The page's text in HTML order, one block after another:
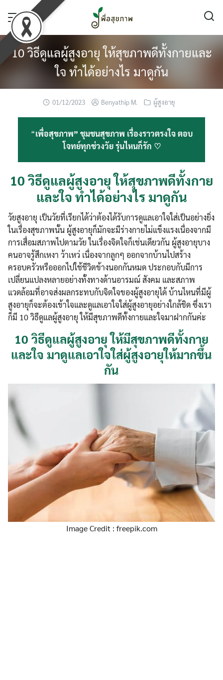
content
10 วิธีดูแลผู้สูงอายุ ให้สุขภาพดีทั้งกายและ
ใจ ทำได้อย่างไร มาดูกัน
01/12/2023 Benyathip M. ผู้สูงอายุ
“เพื่อสุขภาพ” ชุมชนสุขภาพ เรื่องราวตรงใจ ตอบ
โจทย์ทุกช่วงวัย รุ่นไหนก็รัก ♡
10 วิธีดูแลผู้สูงอายุ ให้สุขภาพดีทั้งกาย
และใจ ทำได้อย่างไร มาดูกัน
วัยสูงอายุ เป็นวัยที่เรียกได้ว่าต้องได้รับการดูแลเอาใจใส่เป็นอย่างยิ่ง
ในเรื่องสุขภาพนั้น ผู้สูงอายุก็มักจะมีร่างกายไม่แข็งแรงเนื่องจากมี
การเสื่อมสภาพไปตามวัย ในเรื่องจิตใจก็เช่นเดียวกัน ผู้สูงอายุบาง
คนอาจรู้สึกเหงา ว้าเหว่ เนื่องจากลูกๆ ออกจากบ้านไปสร้าง
ครอบครัวหรือออกไปใช้ชีวิตข้างนอกกันหมด ประกอบกับมีการ
เปลี่ยนแปลงหลายอย่างทั้งทางด้านอารมณ์ สังคม และสภาพ
แวดล้อมที่อาจส่งผลกระทบกับจิตใจของผู้สูงอายุได้ บ้านไหนที่มีผู้
สูงอายุก็จะต้องเข้าใจและดูแลเอาใจใส่ผู้สูงอายุอย่างใกล้ชิด ซึ่งเรา
ก็มี 10 วิธีดูแลผู้สูงอายุ ให้มีสุขภาพดีทั้งกายและใจมาฝากกันค่ะ
10 วิธีดูแลผู้สูงอายุ ให้มีสุขภาพดีทั้งกาย
และใจ มาดูแลเอาใจใส่ผู้สูงอายุให้มากขึ้น
กัน
Image Credit : freepik.com